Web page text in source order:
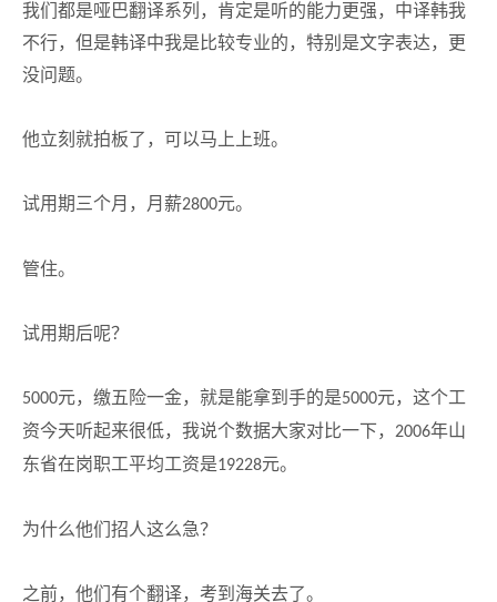
我们都是哑巴翻译系列，肯定是听的能力更强，中译韩我
不行，但是韩译中我是比较专业的，特别是文字表达，更
没问题。
他立刻就拍板了，可以马上上班。
试用期三个月，月薪2800元。
管住。
试用期后呢？
5000元，缴五险一金，就是能拿到手的是5000元，这个工
资今天听起来很低，我说个数据大家对比一下， 2006年山
东省在岗职工平均工资是19228元。
为什么他们招人这么急？
之前，他们有个翻译，考到海关去了。